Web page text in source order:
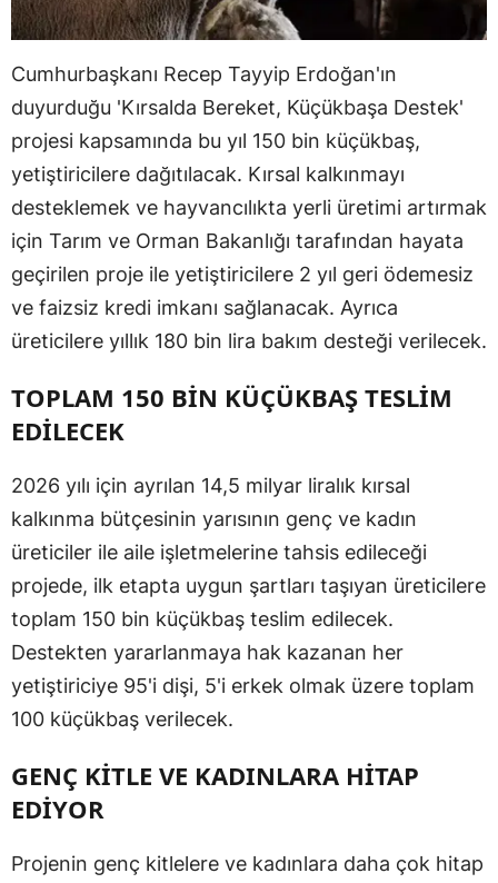
Cumhurbaşkanı Recep Tayyip Erdoğan'ın
duyurduğu 'Kırsalda Bereket, Küçükbaşa Destek'
projesi kapsamında bu yıl 150 bin küçükbaş,
yetiştiricilere dağıtılacak. Kırsal kalkınmayı
desteklemek ve hayvancılıkta yerli üretimi artırmak
için Tarım ve Orman Bakanlığı tarafından hayata
geçirilen proje ile yetiştiricilere 2 yıl geri ödemesiz
ve faizsiz kredi imkanı sağlanacak. Ayrıca
üreticilere yıllık 180 bin lira bakım desteği verilecek.
TOPLAM 150 BİN KÜÇÜKBAŞ TESLİM
EDİLECEK
2026 yılı için ayrılan 14,5 milyar liralık kırsal
kalkınma bütçesinin yarısının genç ve kadın
üreticiler ile aile işletmelerine tahsis edileceği
projede, ilk etapta uygun şartları taşıyan üreticilere
toplam 150 bin küçükbaş teslim edilecek.
Destekten yararlanmaya hak kazanan her
yetiştiriciye 95'i dişi, 5'i erkek olmak üzere toplam
100 küçükbaş verilecek.
GENÇ KİTLE VE KADINLARA HİTAP
EDİYOR
Projenin genç kitlelere ve kadınlara daha çok hitap